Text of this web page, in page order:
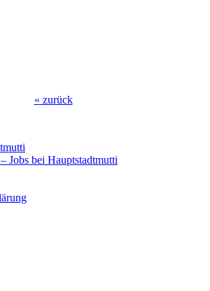
« zurück
Jobs bei Hauptstadtmutti